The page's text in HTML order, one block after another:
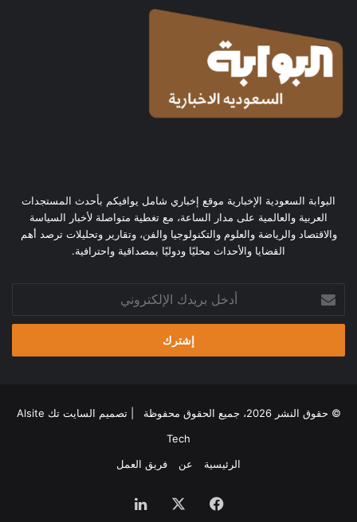
البوابة السعودية الإخبارية موقع إخباري شامل يوافيكم بأحدث المستجدات
العربية والعالمية على مدار الساعة، مع تغطية متواصلة لأخبار السياسة
والاقتصاد والرياضة والعلوم والتكنولوجيا والفن، وتقارير وتحليلات ترصد أهم
القضايا والأحداث محليًا ودوليًا بمصداقية واحترافية.
بريدك
الإلكتروني
© حقوق النشر 2026، جميع الحقوق محفوظة | تصميم
السايت تك Alsite
Tech
الرئيسية
عن فريق العمل
فيسبوك لينكدإن